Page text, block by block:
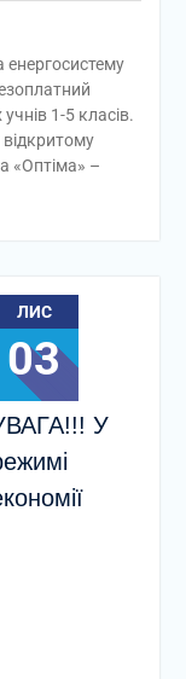
енергосистему
1-5 класів.
«Оптіма» –
ЛИС
03
У